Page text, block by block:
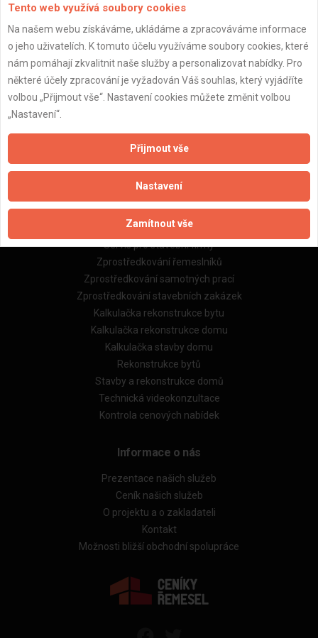
Důležité informace
Naše firmy a řemeslníci
Zpracování a ochrana osobních údajů
Obchodní podmínky (rozpočtování)
Reference
Naše excelové tabulky online
Naše služby
Servis pro stavební firmy
Zprostředkování řemeslníků
Zprostředkování samotných prací
Zprostředkování stavebních zakázek
Kalkulačka rekonstrukce bytu
Kalkulačka rekonstrukce domu
Kalkulačka stavby domu
Rekonstrukce bytů
Stavby a rekonstrukce domů
Technická videokonzultace
Kontrola cenových nabídek
Informace o nás
Prezentace našich služeb
Ceník našich služeb
O projektu a o zakladateli
Kontakt
Možnosti bližší obchodní spolupráce
Tento web využívá soubory cookies
Na našem webu získáváme, ukládáme a zpracováváme informace
o jeho uživatelích. K tomuto účelu využíváme soubory cookies, které
nám pomáhají zkvalitnit naše služby a personalizovat nabídky. Pro
některé účely zpracování je vyžadován Váš souhlas, který vyjádříte
volbou „Přijmout vše“. Nastavení cookies můžete změnit volbou
„Nastavení“.
Přijmout vše
Nastavení
Zamítnout vše